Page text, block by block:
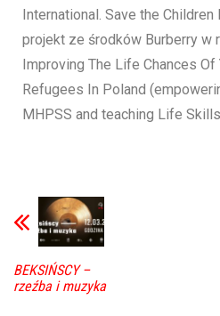
International. Save the
projekt ze środków Burberry w
Improving The Life Chances Of
Refugees In Poland
MHPSS and teaching Life
BEKSIŃSCY –
rzeźba i muzyka